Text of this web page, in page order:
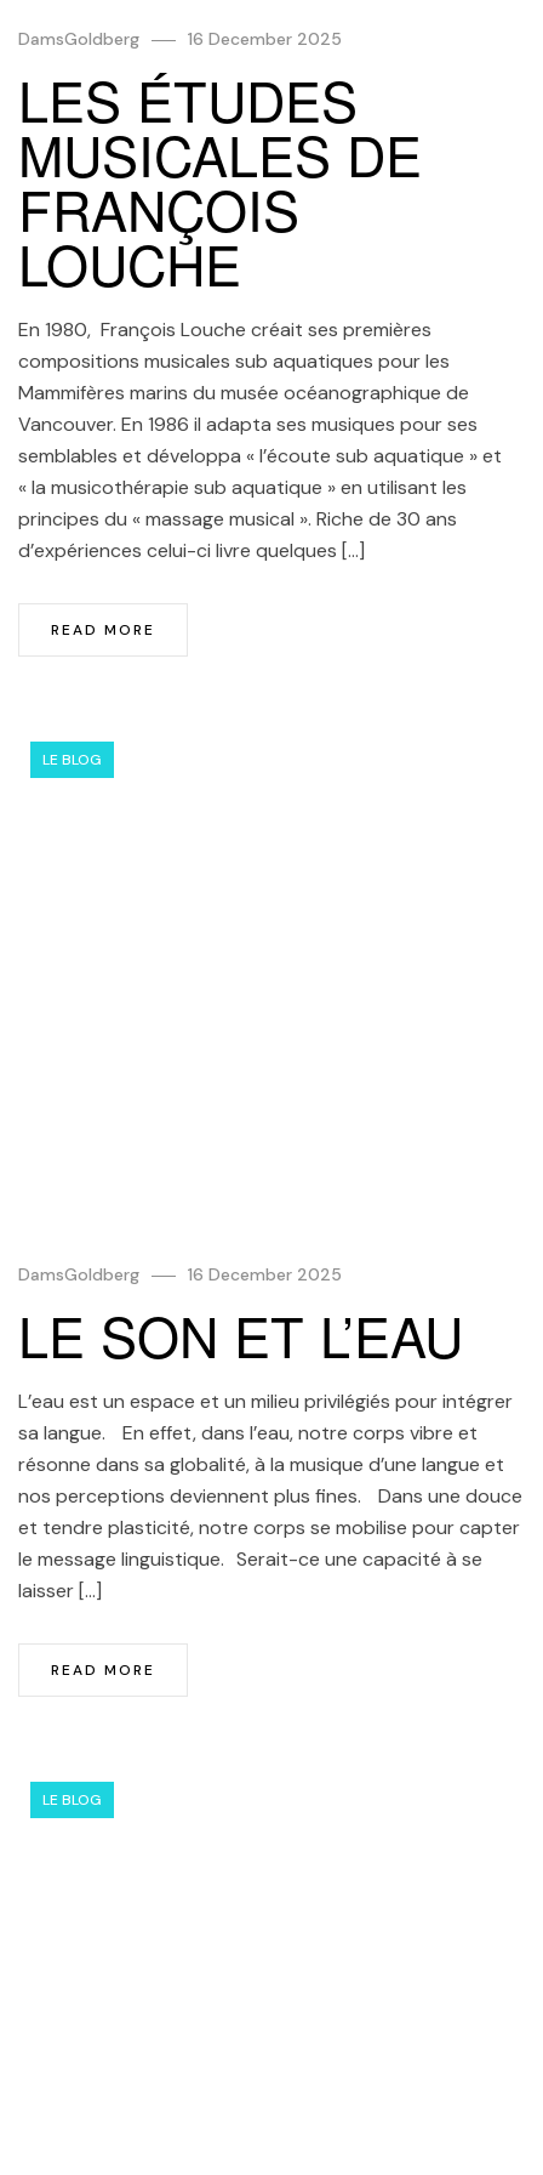
DamsGoldberg 16 December 2025
LES ÉTUDES
MUSICALES DE
FRANÇOIS
LOUCHE
En 1980, François Louche créait ses premières
compositions musicales sub aquatiques pour les
Mammifères marins du musée océanographique de
Vancouver. En 1986 il adapta ses musiques pour ses
semblables et développa « l’écoute sub aquatique » et
« la musicothérapie sub aquatique » en utilisant les
principes du « massage musical ». Riche de 30 ans
d’expériences celui-ci livre quelques […]
READ MORE
LE BLOG
DamsGoldberg 16 December 2025
LE SON ET L’EAU
L’eau est un espace et un milieu privilégiés pour intégrer
sa langue. En effet, dans l’eau, notre corps vibre et
résonne dans sa globalité, à la musique d’une langue et
nos perceptions deviennent plus fines. Dans une douce
et tendre plasticité, notre corps se mobilise pour capter
le message linguistique. Serait-ce une capacité à se
laisser […]
READ MORE
LE BLOG